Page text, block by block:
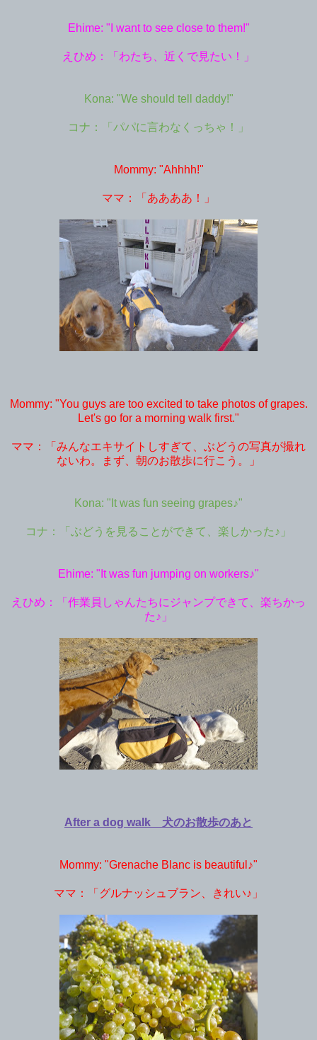
Ehime: "I want to see close to them!"
えひめ：「わたち、近くで見たい！」
Kona: "We should tell daddy!"
コナ：「パパに言わなくっちゃ！」
Mommy: "Ahhhh!"
ママ：「ああああ！」
Mommy: "You guys are too excited to take photos of grapes.
Let's go for a morning walk first."
ママ：「みんなエキサイトしすぎて、ぶどうの写真が撮れ
ないわ。まず、朝のお散歩に行こう。」
Kona: "It was fun seeing grapes♪"
コナ：「ぶどうを見ることができて、楽しかった♪」
Ehime: "It was fun jumping on workers♪"
えひめ：「作業員しゃんたちにジャンプできて、楽ちかっ
た♪」
After a dog walk 犬のお散歩のあと
Mommy: "Grenache Blanc is beautiful♪"
ママ：「グルナッシュブラン、きれい♪」